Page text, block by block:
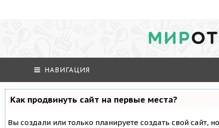
МИР
НАВИГАЦИЯ
Как продвинуть сайт на первые места?
Вы создали или только планируете создать свой сайт,